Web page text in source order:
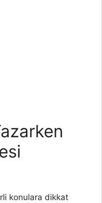
konulara dikkat